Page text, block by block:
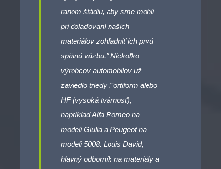
ranom štádiu, aby sme mohli
pri dolaďovaní našich
materiálov zohľadniť ich prvú
spätnú väzbu." Niekoľko
výrobcov automobilov už
zaviedlo triedy Fortiform alebo
HF (vysoká tvárnosť),
napríklad Alfa Romeo na
modeli Giulia a Peugeot na
modeli 5008. Louis David,
hlavný odborník na materiály a